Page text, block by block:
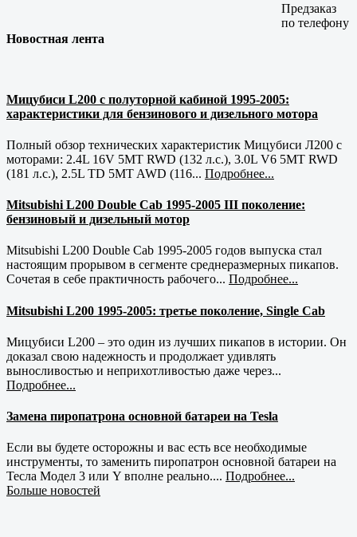
Предзаказ
по телефону
Новостная лента
Мицубиси L200 с полуторной кабиной 1995-2005:
характеристики для бензинового и дизельного мотора
Полный обзор технических характеристик Мицубиси Л200 с
моторами: 2.4L 16V 5MT RWD (132 л.с.), 3.0L V6 5MT RWD
(181 л.с.), 2.5L TD 5MT AWD (116... Подробнее...
Mitsubishi L200 Double Cab 1995-2005 III поколение:
бензиновый и дизельный мотор
Mitsubishi L200 Double Cab 1995-2005 годов выпуска стал
настоящим прорывом в сегменте среднеразмерных пикапов.
Сочетая в себе практичность рабочего... Подробнее...
Mitsubishi L200 1995-2005: третье поколение, Single Cab
Мицубиси L200 – это один из лучших пикапов в истории. Он
доказал свою надежность и продолжает удивлять
выносливостью и неприхотливостью даже через...
Подробнее...
Замена пиропатрона основной батареи на Tesla
Если вы будете осторожны и вас есть все необходимые
инструменты, то заменить пиропатрон основной батареи на
Тесла Модел 3 или Y вполне реально.... Подробнее...
Больше новостей